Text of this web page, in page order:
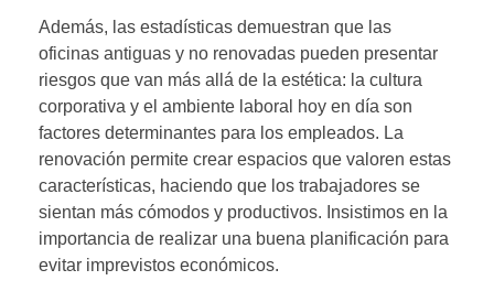
Además, las estadísticas demuestran que las
oficinas antiguas y no renovadas pueden presentar
riesgos que van más allá de la estética: la cultura
corporativa y el ambiente laboral hoy en día son
factores determinantes para los empleados. La
renovación permite crear espacios que valoren estas
características, haciendo que los trabajadores se
sientan más cómodos y productivos. Insistimos en la
importancia de realizar una buena planificación para
evitar imprevistos económicos.